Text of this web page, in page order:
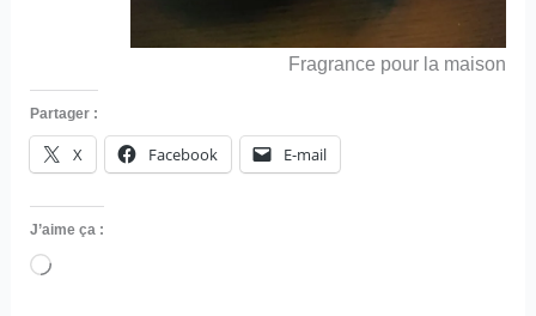
Fragrance pour la maison
Partager :
X Facebook E-mail
J’aime ça :
Chargement…